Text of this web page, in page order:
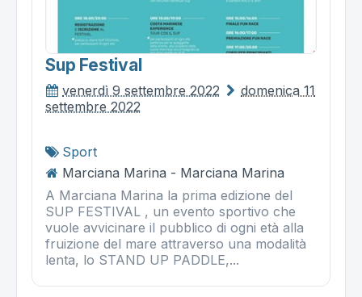
Sup Festival
venerdì 9 settembre 2022
domenica 11
settembre 2022
Sport
Marciana Marina - Marciana Marina
A Marciana Marina la prima edizione del
SUP FESTIVAL , un evento sportivo che
vuole avvicinare il pubblico di ogni età alla
fruizione del mare attraverso una modalità
lenta, lo STAND UP PADDLE,...